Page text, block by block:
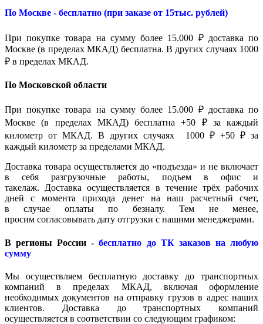
По Москве - бесплатно (при заказе от 15тыс. рублей)
При покупке товара на сумму более 15.000 ₽ доставка по
Москве (в пределах МКАД) бесплатна. В других случаях 1000
₽ в пределах МКАД.
По Московской области
При покупке товара на сумму более 15.000 ₽ доставка по
Москве (в пределах МКАД) бесплатна +50 ₽ за каждый
километр от МКАД. В других случаях 1000 ₽ +50 ₽ за
каждый километр за пределами МКАД.
Доставка товара осуществляется до «подъезда» и не включает
в себя разгрузочные работы, подъем в офис и
такелаж. Доставка осуществляется в течение трёх рабочих
дней с момента прихода денег на наш расчетный счет,
в случае оплаты по безналу. Тем не менее,
просим согласовывать дату отгрузки с нашими менеджерами.
В регионы России -бесплатно до ТК заказов на любую
сумму
Мы осуществляем бесплатную доставку до транспортных
компаний в пределах МКАД, включая оформление
необходимых документов на отправку грузов в адрес наших
клиентов. Доставка до транспортных компаний
осуществляется в соответствии со следующим графиком: